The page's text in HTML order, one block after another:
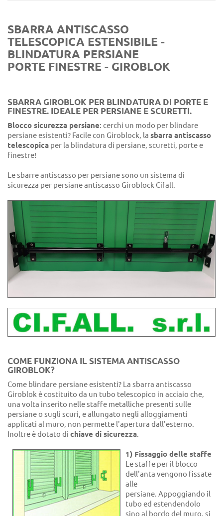
SBARRA ANTISCASSO
TELESCOPICA ESTENSIBILE -
BLINDATURA PERSIANE
PORTE FINESTRE - GIROBLOK
SBARRA GIROBLOK PER BLINDATURA DI PORTE E
FINESTRE. IDEALE PER PERSIANE E SCURETTI.
Blocco sicurezza persiane: cerchi un modo per blindare
persiane esistenti? Facile con Giroblock, la sbarra antiscasso
telescopica per la blindatura di persiane, scuretti, porte e
finestre!
Le sbarre antiscasso per persiane sono un sistema di
sicurezza per persiane antiscasso Giroblock Cifall.
COME FUNZIONA IL SISTEMA ANTISCASSO
GIROBLOK?
Come blindare persiane esistenti? La sbarra antiscasso
Giroblok è costituito da un tubo telescopico in acciaio che,
una volta inserito nelle staffe metalliche presenti sulle
persiane o sugli scuri, e allungato negli alloggiamenti
applicati al muro, non permette l'apertura dall'esterno.
Inoltre è dotato di chiave di sicurezza.
1) Fissaggio delle staffe
Le staffe per il blocco
dell'anta vengono fissate
alle
persiane. Appoggiando il
tubo ed estendendolo
sino al bordo del muro, si